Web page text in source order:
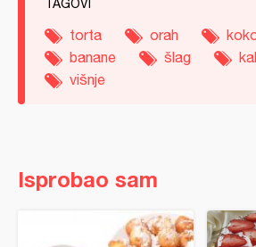
TAGOVI
torta orah
banane
šlag
višnje
Isprobao sam